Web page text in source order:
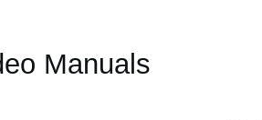
Manuals